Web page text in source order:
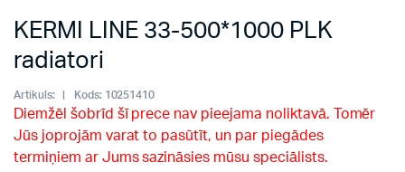
KERMI LINE 33-500*1000 PLK
radiatori
Artikuls: Kods: 10251410
Diemžēl šobrīd šī prece nav pieejama noliktavā. Tomēr
Jūs joprojām varat to pasūtīt, un par piegādes
termiņiem ar Jums sazināsies mūsu speciālists.